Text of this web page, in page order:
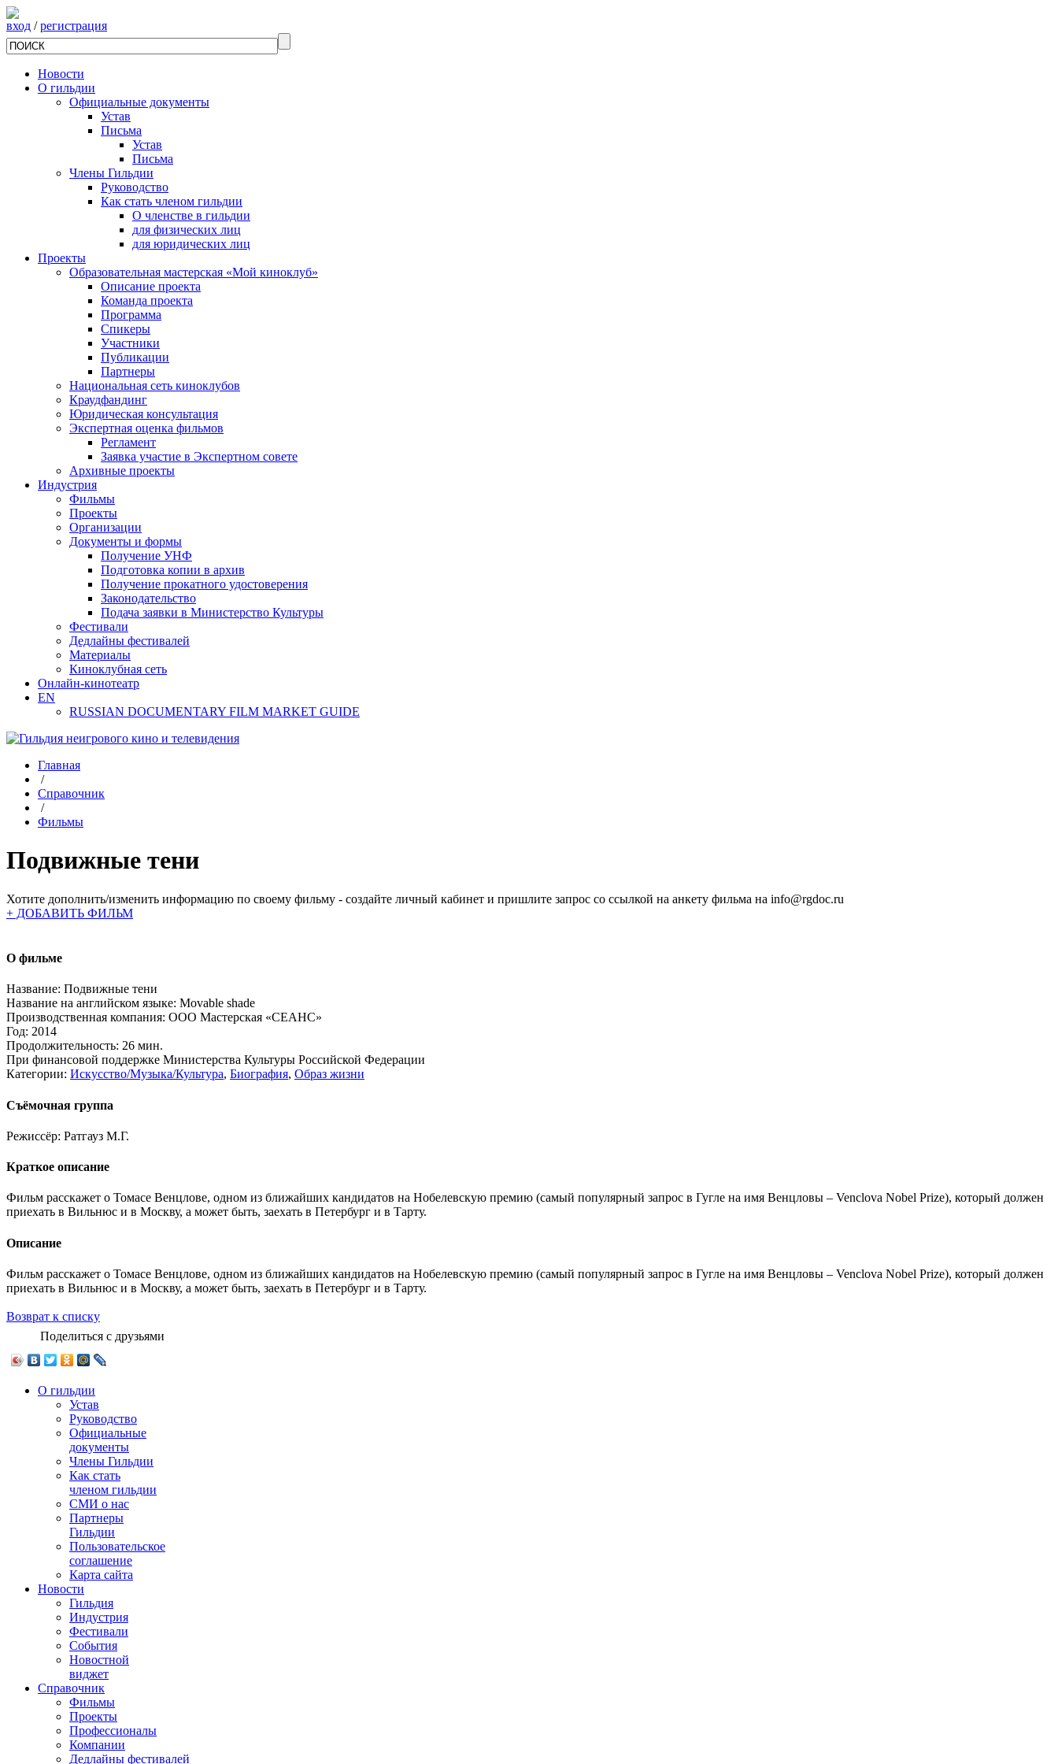
вход /регистрация
Новости
О гильдии
Официальные документы
Устав
Письма
Устав
Письма
Члены Гильдии
Руководство
Как стать членом гильдии
О членстве в гильдии
для физических лиц
для юридических лиц
Проекты
Образовательная мастерская «Мой киноклуб»
Описание проекта
Команда проекта
Программа
Спикеры
Участники
Публикации
Партнеры
Национальная сеть киноклубов
Краудфандинг
Юридическая консультация
Экспертная оценка фильмов
Регламент
Заявка участие в Экспертном совете
Архивные проекты
Индустрия
Фильмы
Проекты
Организации
Документы и формы
Получение УНФ
Подготовка копии в архив
Получение прокатного удостоверения
Законодательство
Подача заявки в Министерство Культуры
Фестивали
Дедлайны фестивалей
Материалы
Киноклубная сеть
Онлайн-кинотеатр
EN
RUSSIAN DOCUMENTARY FILM MARKET GUIDE
Главная
/
Справочник
/
Фильмы
Подвижные тени
Хотите дополнить/изменить информацию по своему фильму - создайте личный кабинет и пришлите запрос cо ссылкой на анкету фильма на info@rgdoc.ru
+ ДОБАВИТЬ ФИЛЬМ
О фильме
Название: Подвижные тени
Название на английском языке: Movable shade
Производственная компания: ООО Мастерская «СЕАНС»
Год: 2014
Продолжительность: 26 мин.
При финансовой поддержке Министерства Культуры Российской Федерации
Категории: Искусство/Музыка/Культура, Биография, Образ жизни
Съёмочная группа
Режиссёр: Ратгауз М.Г.
Краткое описание
Фильм расскажет о Томасе Венцлове, одном из ближайших кандидатов на Нобелевскую премию (самый популярный запрос в Гугле на имя Венцловы – Venclova Nobel Prize), который должен
приехать в Вильнюс и в Москву, а может быть, заехать в Петербург и в Тарту.
Описание
Фильм расскажет о Томасе Венцлове, одном из ближайших кандидатов на Нобелевскую премию (самый популярный запрос в Гугле на имя Венцловы – Venclova Nobel Prize), который должен
приехать в Вильнюс и в Москву, а может быть, заехать в Петербург и в Тарту.
Возврат к списку
Поделиться с друзьями
О гильдии
Устав
Руководство
Официальные
документы
Члены Гильдии
Как стать
членом гильдии
СМИ о нас
Партнеры
Гильдии
Пользовательское
соглашение
Карта сайта
Новости
Гильдия
Индустрия
Фестивали
События
Новостной
виджет
Справочник
Фильмы
Проекты
Профессионалы
Компании
Дедлайны фестивалей